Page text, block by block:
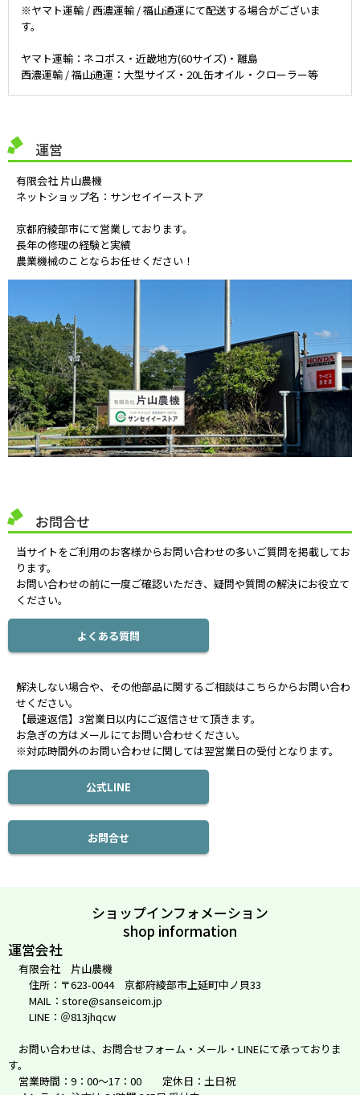
※ヤマト運輸 / 西濃運輸 / 福山通運にて配送する場合がございま
す。
ヤマト運輸：ネコポス・近畿地方(60サイズ)・離島
西濃運輸 / 福山通運：大型サイズ・20L缶オイル・クローラー等
運営
有限会社 片山農機
ネットショップ名：サンセイイーストア
京都府綾部市にて営業しております。
長年の修理の経験と実績
農業機械のことならお任せください！
お問合せ
当サイトをご利用のお客様からお問い合わせの多いご質問を掲載してお
ります。
お問い合わせの前に一度ご確認いただき、疑問や質問の解決にお役立て
ください。
よくある質問
解決しない場合や、その他部品に関するご相談はこちらからお問い合わ
せください。
【最速返信】3営業日以内にご返信させて頂きます。
お急ぎの方はメールにてお問い合わせください。
※対応時間外のお問い合わせに関しては翌営業日の受付となります。
公式LINE
お問合せ
ショップインフォメーション
shop information
運営会社
有限会社 片山農機
住所：〒623-0044 京都府綾部市上延町中ノ貝33
MAIL：store@sanseicom.jp
LINE：＠813jhqcw
お問い合わせは、お問合せフォーム・メール・LINEにて承っておりま
す。
営業時間：9：00～17：00 定休日：土日祝